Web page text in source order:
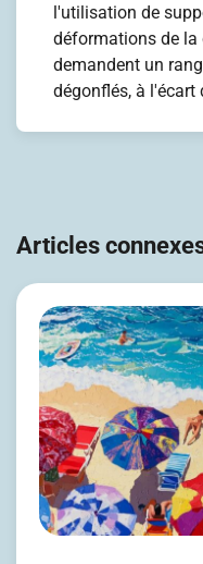
l'utilisation de
déformations de la
demandent un
dégonflés, à l'écart
de
Articles